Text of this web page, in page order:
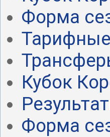
Форма
Кубок
Форма